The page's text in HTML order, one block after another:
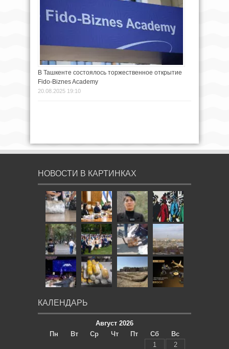
В Ташкенте состоялось торжественное открытие
Fido-Biznes Academy
20.08.2025 19:10
НОВОСТИ В КАРТИНКАХ
КАЛЕНДАРЬ
Август 2026
Пн
Вт Ср Чт Пт Сб
Вс
1
2